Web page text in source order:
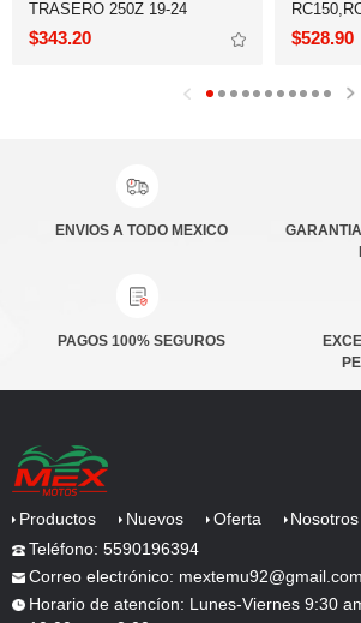
TRASERO 250Z 19-24
$343.20 $528.90
ENVIOS A TODO MEXICO
PAGOS 100% SEGUROS
Productos Nuevos Oferta Nosotros
Teléfono: 5590196394
Correo electrónico: mextemu92@gmail.com